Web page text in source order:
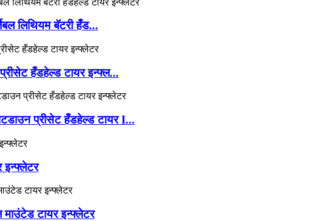
लिथियम बॅटरी हँड...
प्रीसेट हँडहेल्ड टायर इन्फ्ल...
प्रीसेट हँडहेल्ड टायर I...
इन्फ्लेटर
टायर इन्फ्लेटर